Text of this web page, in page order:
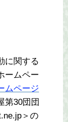
に関する
ームペー
ムページ
第30団団
＞の